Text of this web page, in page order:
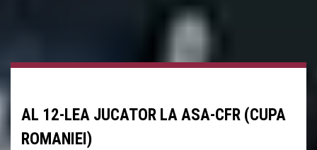
AL 12-LEA JUCATOR LA ASA-CFR (CUPA
ROMANIEI)